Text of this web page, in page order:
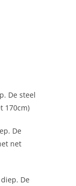
De steel
170cm)
De
net
De